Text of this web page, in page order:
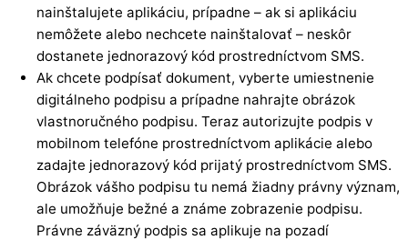
nainštalujete aplikáciu, prípadne – ak si aplikáciu
nemôžete alebo nechcete nainštalovať – neskôr
dostanete jednorazový kód prostredníctvom SMS.
Ak chcete podpísať dokument, vyberte umiestnenie
digitálneho podpisu a prípadne nahrajte obrázok
vlastnoručného podpisu. Teraz autorizujte podpis v
mobilnom telefóne prostredníctvom aplikácie alebo
zadajte jednorazový kód prijatý prostredníctvom SMS.
Obrázok vášho podpisu tu nemá žiadny právny význam,
ale umožňuje bežné a známe zobrazenie podpisu.
Právne záväzný podpis sa aplikuje na pozadí